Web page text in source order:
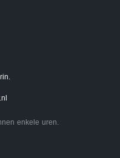
enkele uren.